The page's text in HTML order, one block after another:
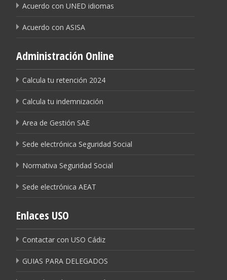
Acuerdo con UNED idiomas
Acuerdo con ASISA
Administración Online
Calcula tu retención 2024
Calcula tu indemnización
Area de Gestión SAE
Sede electrónica Seguridad Social
Normativa Seguridad Social
Sede electrónica AEAT
Enlaces USO
Contactar con USO Cádiz
GUIAS PARA DELEGADOS